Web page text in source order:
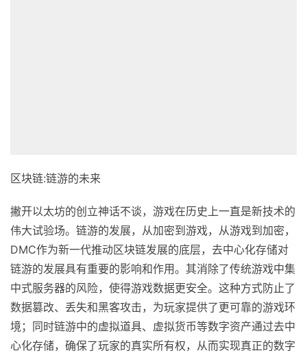
区块链:链游的未来
撇开以太坊的创立神话不谈，游戏在历史上一直是新技术的
伟大试验场。链游的发展，从加密到游戏，从游戏到加密，
DMC作为新一代推动区块链发展的底层，去中心化存储对
链游的发展具有重要的影响和作用。其消除了传统游戏中集
中式服务器的风险，使得游戏数据更安全。这种方式防止了
数据篡改、丢失和黑客攻击，为玩家提供了更可靠的游戏环
境；同时链游中的虚拟道具、虚拟货币等数字资产通过去中
心化存储，确保了玩家的真实所有权，从而实现真正的数字